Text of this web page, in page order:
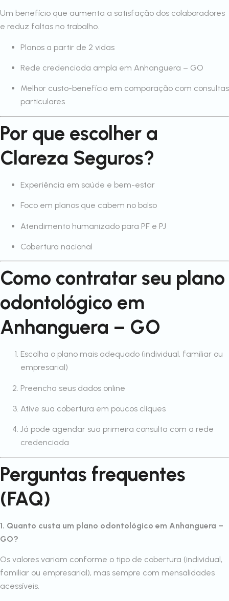
Um benefício que aumenta a satisfação dos colaboradores
e reduz faltas no trabalho.
Planos a partir de 2 vidas
Rede credenciada ampla em Anhanguera – GO
Melhor custo-benefício em comparação com consultas
particulares
Por que escolher a
Clareza Seguros?
Experiência em saúde e bem-estar
Foco em planos que cabem no bolso
Atendimento humanizado para PF e PJ
Cobertura nacional
Como contratar seu plano
odontológico em
Anhanguera – GO
Escolha o plano mais adequado (individual, familiar ou
empresarial)
Preencha seus dados online
Ative sua cobertura em poucos cliques
Já pode agendar sua primeira consulta com a rede
credenciada
Perguntas frequentes
(FAQ)
1. Quanto custa um plano odontológico em Anhanguera –
GO?
Os valores variam conforme o tipo de cobertura (individual,
familiar ou empresarial), mas sempre com mensalidades
acessíveis.